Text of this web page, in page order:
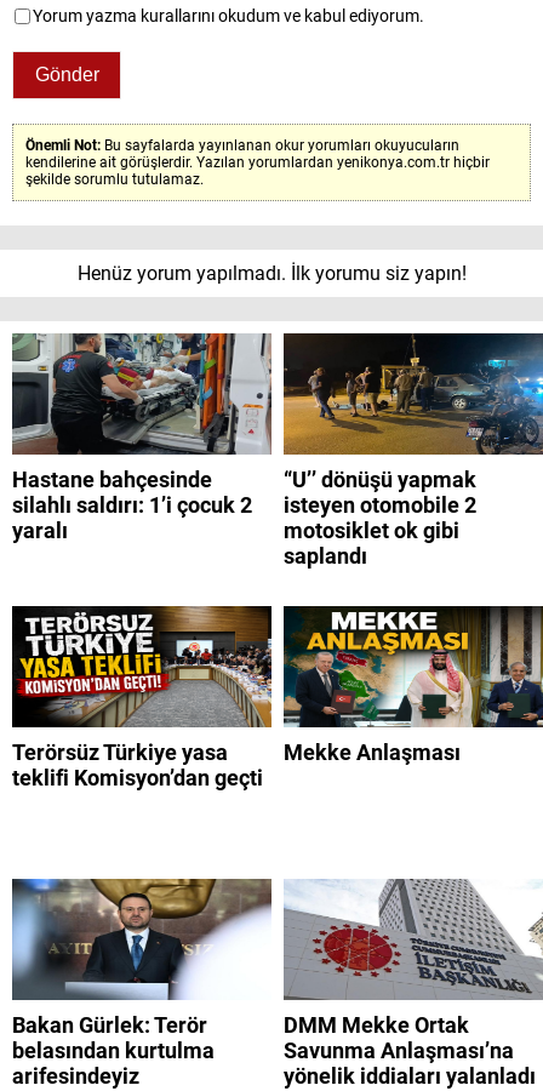
Yorum yazma kurallarını okudum ve kabul ediyorum.
Önemli Not: Bu sayfalarda yayınlanan okur yorumları okuyucuların
kendilerine ait görüşlerdir. Yazılan yorumlardan yenikonya.com.tr hiçbir
şekilde sorumlu tutulamaz.
Henüz yorum yapılmadı. İlk yorumu siz yapın!
Hastane bahçesinde
silahlı saldırı: 1’i çocuk 2
yaralı
“U’’ dönüşü yapmak
isteyen otomobile 2
motosiklet ok gibi
saplandı
Terörsüz Türkiye yasa
teklifi Komisyon’dan geçti
Mekke Anlaşması
Bakan Gürlek: Terör
belasından kurtulma
arifesindeyiz
DMM Mekke Ortak
Savunma Anlaşması’na
yönelik iddiaları yalanladı